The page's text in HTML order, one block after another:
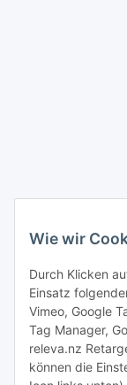
Wie wir
Durch Klicken
Einsatz
Vimeo, Google
Tag Manager,
releva.nz
können die